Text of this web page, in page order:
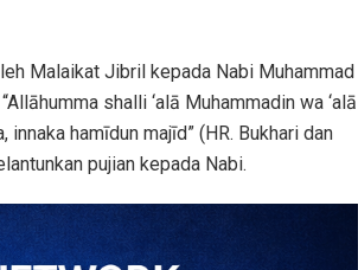
Malaikat Jibril kepada Nabi Muhammad
shalli ‘alā Muhammadin wa ‘alā
hamīdun majīd” (HR. Bukhari dan
pujian kepada Nabi.